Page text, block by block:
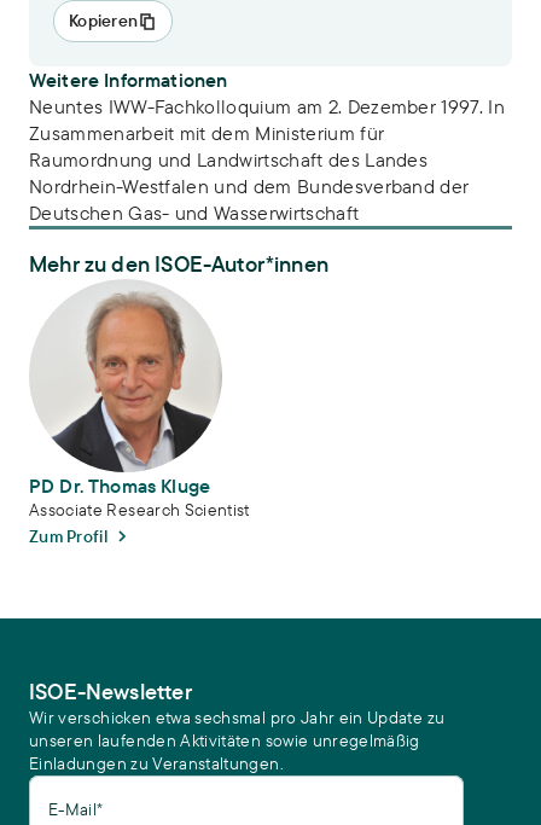
Kopieren
Weitere Informationen
Neuntes IWW-Fachkolloquium am 2. Dezember 1997. In
Zusammenarbeit mit dem Ministerium für
Raumordnung und Landwirtschaft des Landes
Nordrhein-Westfalen und dem Bundesverband der
Deutschen Gas- und Wasserwirtschaft
Mehr zu den ISOE-Autor*innen
PD Dr. Thomas Kluge
PD Dr. Thomas Kluge
Associate Research Scientist
Zum Profil
ISOE-Newsletter
Wir verschicken etwa sechsmal pro Jahr ein Update zu
unseren laufenden Aktivitäten sowie unregelmäßig
Einladungen zu Veranstaltungen.
E-Mail*